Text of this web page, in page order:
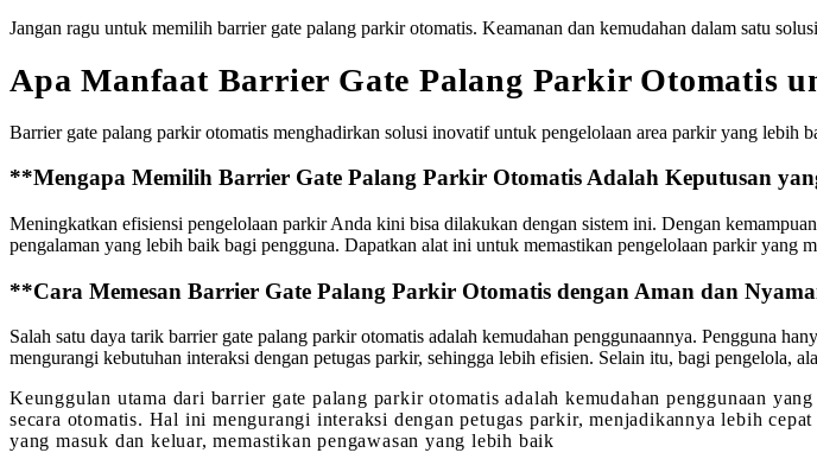
Jangan ragu untuk memilih barrier gate palang parkir otomatis. Keamanan dan kemudahan dalam satu
Apa Manfaat Barrier Gate Palang Parkir Otomatis
Barrier gate palang parkir otomatis menghadirkan solusi inovatif untuk pengelolaan area parkir yang lebih
**Mengapa Memilih Barrier Gate Palang Parkir Otomatis Adalah Keputusan
Meningkatkan efisiensi pengelolaan parkir Anda kini bisa dilakukan dengan sistem ini. Dengan
pengalaman yang lebih baik bagi pengguna. Dapatkan alat ini untuk memastikan pengelolaan parkir yang
**Cara Memesan Barrier Gate Palang Parkir Otomatis dengan Aman dan
Salah satu daya tarik barrier gate palang parkir otomatis adalah kemudahan penggunaannya. Pengguna
mengurangi kebutuhan interaksi dengan petugas parkir, sehingga lebih efisien. Selain itu, bagi pengelola,
Keunggulan utama dari barrier gate palang parkir otomatis adalah kemudahan penggunaan
secara otomatis. Hal ini mengurangi interaksi dengan petugas parkir, menjadikannya lebih
yang masuk dan keluar, memastikan pengawasan yang lebih baik